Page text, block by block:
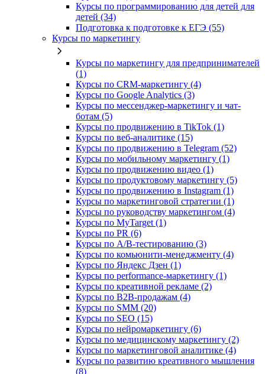
Курсы по программированию для детей для
детей (34)
Подготовка к подготовке к ЕГЭ (55)
Курсы по маркетингу
Курсы по маркетингу для предпринимателей
(1)
Курсы по CRM-маркетингу (4)
Курсы по Google Analytics (3)
Курсы по мессенджер-маркетингу и чат-
ботам (5)
Курсы по продвижению в TikTok (1)
Курсы по веб-аналитике (15)
Курсы по продвижению в Telegram (52)
Курсы по мобильному маркетингу (1)
Курсы по продвижению видео (1)
Курсы по продуктовому маркетингу (5)
Курсы по продвижению в Instagram (1)
Курсы по маркетинговой стратегии (1)
Курсы по руководству маркетингом (4)
Курсы по MyTarget (1)
Курсы по PR (6)
Курсы по A/B-тестированию (3)
Курсы по комьюнити-менеджменту (4)
Курсы по Яндекс Дзен (1)
Курсы по performance-маркетингу (1)
Курсы по креативной рекламе (2)
Курсы по B2B-продажам (4)
Курсы по SMM (20)
Курсы по SEO (15)
Курсы по нейромаркетингу (6)
Курсы по медицинскому маркетингу (2)
Курсы по маркетинговой аналитике (4)
Курсы по развитию креативного мышления
(8)